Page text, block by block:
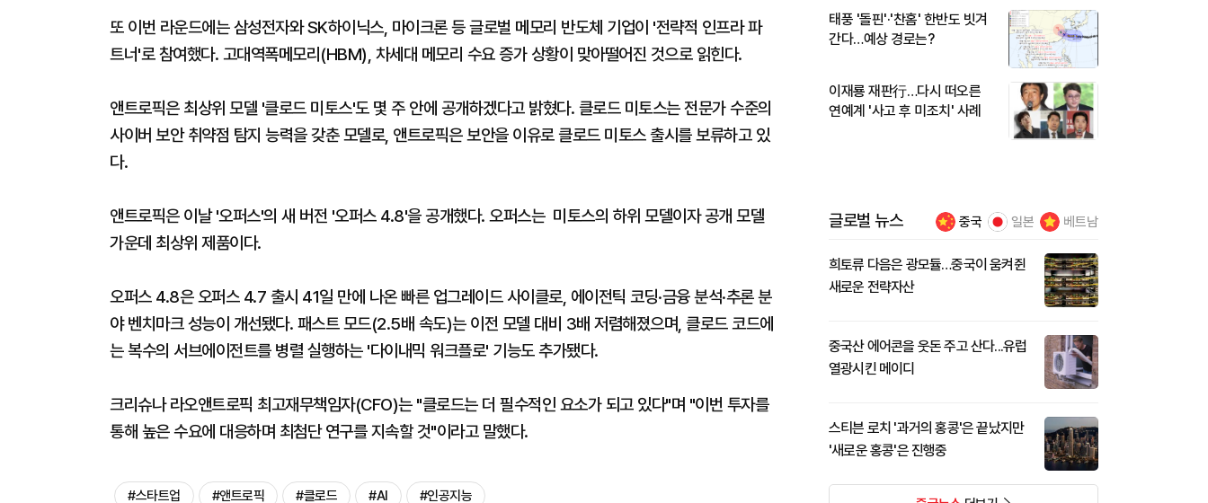
또 이번 라운드에는 삼성전자와 SK하이닉스, 마이크론 등 글로벌 메모리 반도체 기업이 '전략적 인프라 파
트너'로 참여했다. 고대역폭메모리(HBM), 차세대 메모리 수요 증가 상황이 맞아떨어진 것으로 읽힌다.
앤트로픽은 최상위 모델 '클로드 미토스'도 몇 주 안에 공개하겠다고 밝혔다. 클로드 미토스는 전문가 수준의
사이버 보안 취약점 탐지 능력을 갖춘 모델로, 앤트로픽은 보안을 이유로 클로드 미토스 출시를 보류하고 있
다.
앤트로픽은 이날 '오퍼스'의 새 버전 '오퍼스 4.8'을 공개했다. 오퍼스는 미토스의 하위 모델이자 공개 모델
가운데 최상위 제품이다.
오퍼스 4.8은 오퍼스 4.7 출시 41일 만에 나온 빠른 업그레이드 사이클로, 에이전틱 코딩·금융 분석·추론 분
야 벤치마크 성능이 개선됐다. 패스트 모드(2.5배 속도)는 이전 모델 대비 3배 저렴해졌으며, 클로드 코드에
는 복수의 서브에이전트를 병렬 실행하는 '다이내믹 워크플로' 기능도 추가됐다.
크리슈나 라오앤트로픽 최고재무책임자(CFO)는 "클로드는 더 필수적인 요소가 되고 있다"며 "이번 투자를
통해 높은 수요에 대응하며 최첨단 연구를 지속할 것"이라고 말했다.
#스타트업 #앤트로픽 #클로드 #AI #인공지능
태풍 '돌핀'·'찬홈' 한반도 빗겨
간다…예상 경로는?
이재룡 재판行…다시 떠오른
연예계 '사고 후 미조치' 사례
글로벌 뉴스 중국 일본 베트남
희토류 다음은 광모듈…중국이 움켜쥔
새로운 전략자산
중국산 에어콘을 웃돈 주고 산다...유럽
열광시킨 메이디
스티븐 로치 '과거의 홍콩'은 끝났지만
'새로운 홍콩'은 진행중